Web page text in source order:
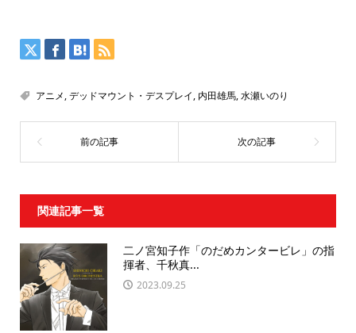
アニメ,デッドマウント・デスプレイ, 内田雄馬,水瀬いのり
関連記事一覧
二ノ宮知子作「のだめカンタービレ」の指
揮者、千秋真...
2023.09.25